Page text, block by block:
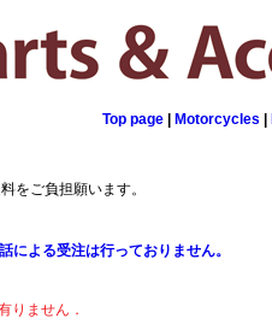
Top page Motorcycles
をご負担願います。
による受注は行っておりません。
りません．